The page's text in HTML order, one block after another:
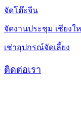
จัดโต๊ะจีน
จัดงานประชุม เชียงใ
เช่าอุปกรณ์จัดเลี้ยง
ติดต่อเรา